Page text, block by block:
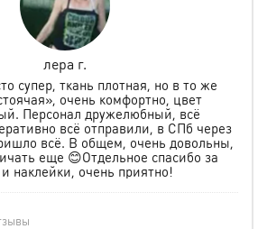
лера г.
супер, ткань плотная, но в то же
очень комфортно, цвет
Персонал дружелюбный, всё
всё отправили, в СПб через
всё. В общем, очень довольны,
еще 😊Отдельное спасибо за
и наклейки, очень приятно!